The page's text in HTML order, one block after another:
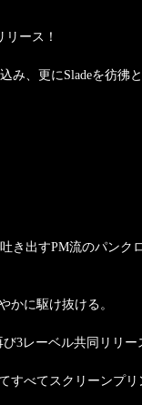
ース！
、更にSladeを彷彿
出すPM流のパンク
かに駆け抜ける。
3レーベル共同リリー
すべてスクリーンプリ